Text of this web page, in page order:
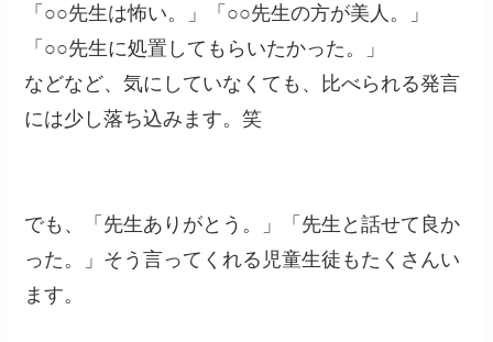
「○○先生は怖い。」「○○先生の方が美人。」
「○○先生に処置してもらいたかった。」
などなど、気にしていなくても、比べられる発言
には少し落ち込みます。笑
でも、「先生ありがとう。」「先生と話せて良か
った。」そう言ってくれる児童生徒もたくさんい
ます。